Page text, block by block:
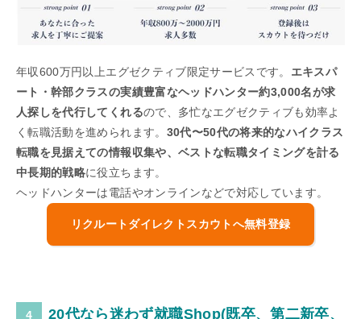
年収600万円以上エグゼクティブ限定サービスです。 エキスパ
ート・幹部クラスの実績豊富なヘッドハンター約3,000名が求
人探しを代行してくれるので、多忙なエグゼクティブも効率よ
く転職活動を進められます。 30代〜50代の将来的なハイクラス
転職を見据えての情報収集や、ベストな転職タイミングを計る
中長期的戦略に役立ちます。
ヘッドハンターは電話やオンラインなどで対応しています。
リクルートダイレクトスカウトへ無料登録
20代なら迷わず就職Shop(既卒、第二新卒、